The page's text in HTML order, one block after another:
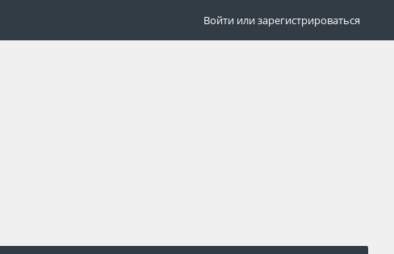
Войти или зарегистрироваться